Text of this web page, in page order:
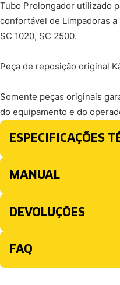
Tubo Prolongador utilizado
confortável de Limpadoras a
SC 1020, SC 2500.
Peça de reposição original
Somente peças originais
do equipamento e do
ESPECIFICAÇÕES
MANUAL
DEVOLUÇÕES
FAQ